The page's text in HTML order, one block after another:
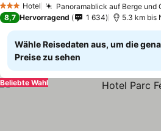
3 SterneHotel Panoramablick auf Berge und
8,7 Hervorragend 1 634 5.3 km bis
Wähle Reisedaten aus, um die
Preise zu sehen
Beliebte Wahl